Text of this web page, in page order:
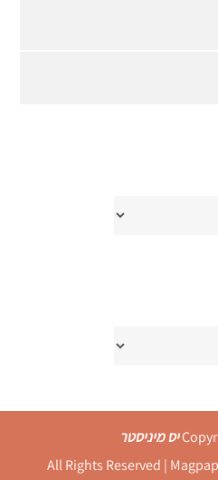
יס מיניסטר
All Rights Reserved |